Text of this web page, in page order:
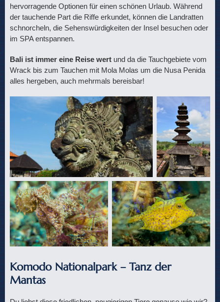
hervorragende Optionen für einen schönen Urlaub. Während
der tauchende Part die Riffe erkundet, können die Landratten
schnorcheln, die Sehenswürdigkeiten der Insel besuchen oder
im SPA entspannen.
Bali ist immer eine Reise wert und da die Tauchgebiete vom
Wrack bis zum Tauchen mit Mola Molas um die Nusa Penida
alles hergeben, auch mehrmals bereisbar!
Komodo Nationalpark – Tanz der
Mantas